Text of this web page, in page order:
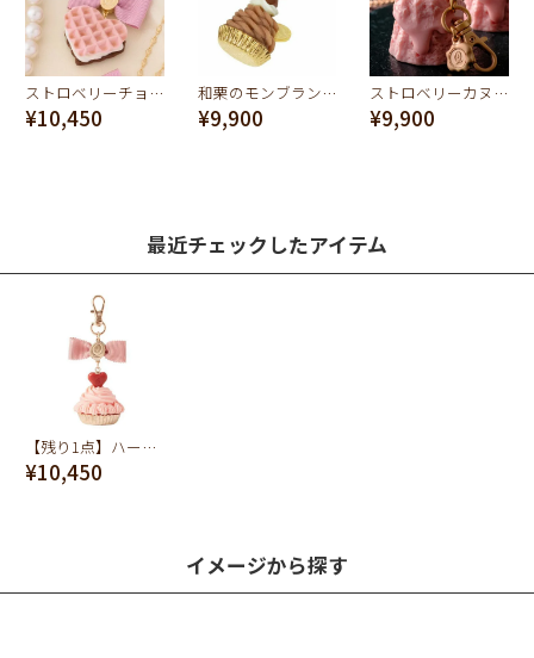
ストロベリーチョコレート ワッフル バッグチャーム
¥10,450
和栗のモンブランカップケーキ バッグチャーム
¥9,900
ストロベリーカヌレ バッグチャーム
¥9,900
最近チェックしたアイテム
【残り1点】ハートチョコレート カップケーキ バッグチャーム(ストロベリーチョコレート)
¥10,450
イメージから探す